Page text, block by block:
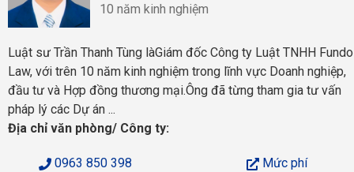
10 năm kinh nghiệm
Luật sư Trần Thanh Tùng làGiám đốc Công ty Luật TNHH Fundo
Law, với trên 10 năm kinh nghiệm trong lĩnh vực Doanh nghiệp,
đầu tư và Hợp đồng thương mại.Ông đã từng tham gia tư vấn
pháp lý các Dự án ...
Địa chỉ văn phòng/ Công ty:
0963 850 398
Mức phí